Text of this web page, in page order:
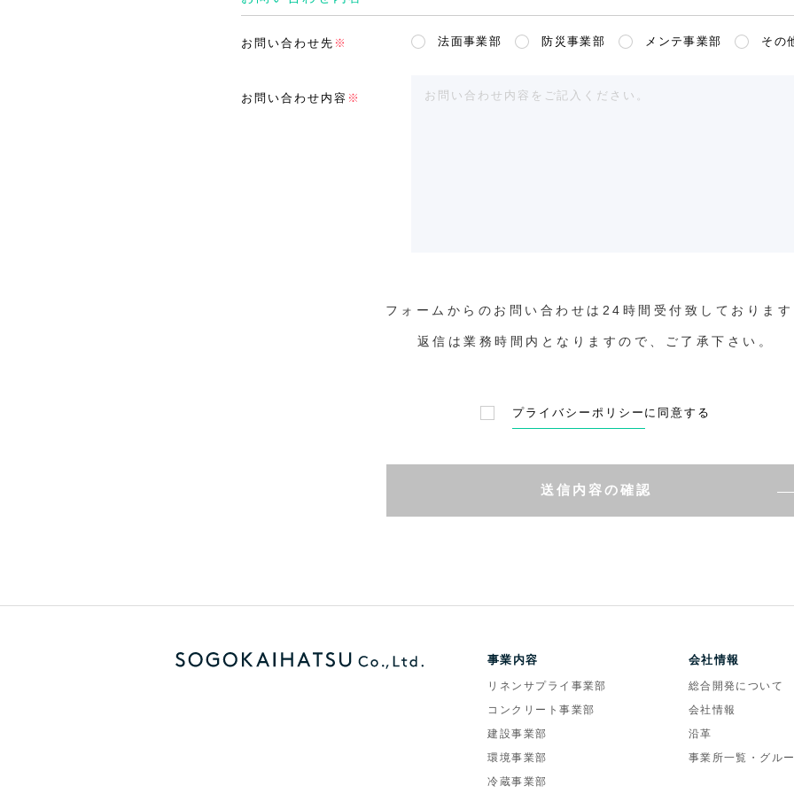
お問い合わせ先 ※ 法面事業部 防災事業部 メンテ事業部 その
お問い合わせ内容 ※
フォームからのお問い合わせは24時間受付致しておりま
返信は業務時間内となりますので、ご了承下さい。
プライバシーポリシーに同意する
送信内容の確認
事業内容
リネンサプライ事業部
コンクリート事業部
建設事業部
環境事業部
冷蔵事業部
会社情報
総合開発について
会社情報
沿革
事業所一覧・グル